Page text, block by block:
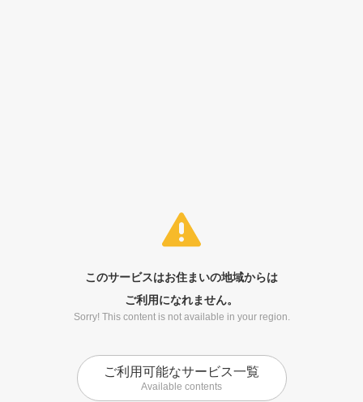
このサービスはお住まいの地域からは
ご利用になれません。
Sorry! This content is not available in your region.
ご利用可能なサービス一覧
Available contents